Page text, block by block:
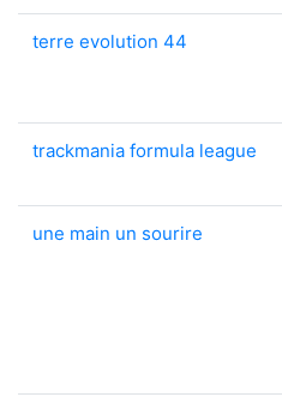
terre evolution 44
trackmania formula league
une main un sourire